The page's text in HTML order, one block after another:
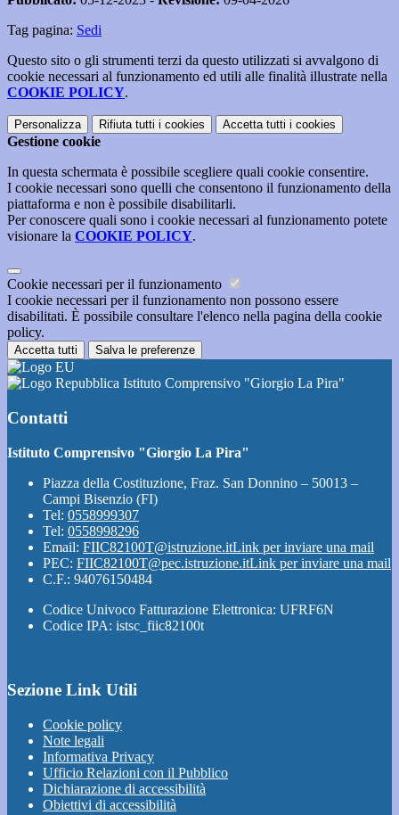
Tag pagina: Sedi
Questo sito o gli strumenti terzi da questo utilizzati si avvalgono di
cookie necessari al funzionamento ed utili alle finalità illustrate nella
COOKIE POLICY.
Personalizza Rifiuta tutti i cookies Accetta tutti i cookies
Gestione cookie
In questa schermata è possibile scegliere quali cookie consentire.
I cookie necessari sono quelli che consentono il funzionamento della
piattaforma e non è possibile disabilitarli.
Per conoscere quali sono i cookie necessari al funzionamento potete
visionare la COOKIE POLICY.
Cookie necessari per il funzionamento
I cookie necessari per il funzionamento non possono essere
disabilitati. È possibile consultare l'elenco nella pagina della cookie
policy.
Accetta tutti Salva le preferenze
Istituto Comprensivo "Giorgio La Pira"
Contatti
Istituto Comprensivo "Giorgio La Pira"
Piazza della Costituzione, Fraz. San Donnino – 50013 –
Campi Bisenzio (FI)
Tel: 0558999307
Tel: 0558998296
Email: FIIC82100T@istruzione.itLink per inviare una mail
PEC: FIIC82100T@pec.istruzione.itLink per inviare una mail
C.F.: 94076150484
Codice Univoco Fatturazione Elettronica: UFRF6N
Codice IPA: istsc_fiic82100t
Sezione Link Utili
Cookie policy
Note legali
Informativa Privacy
Ufficio Relazioni con il Pubblico
Dichiarazione di accessibilità
Obiettivi di accessibilità